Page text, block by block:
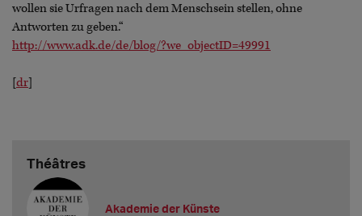
wollen sie Urfragen nach dem Menschsein stellen, ohne
Antworten zu geben.“
http://www.adk.de/de/blog/?we_objectID=49991
[dr]
Théâtres
Akademie der Künste